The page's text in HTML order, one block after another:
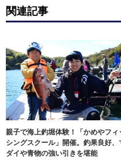
関連記事
親子で海上釣堀体験！「かめやフィ
シングスクール」開催。釣果良好、
ダイや青物の強い引きを堪能